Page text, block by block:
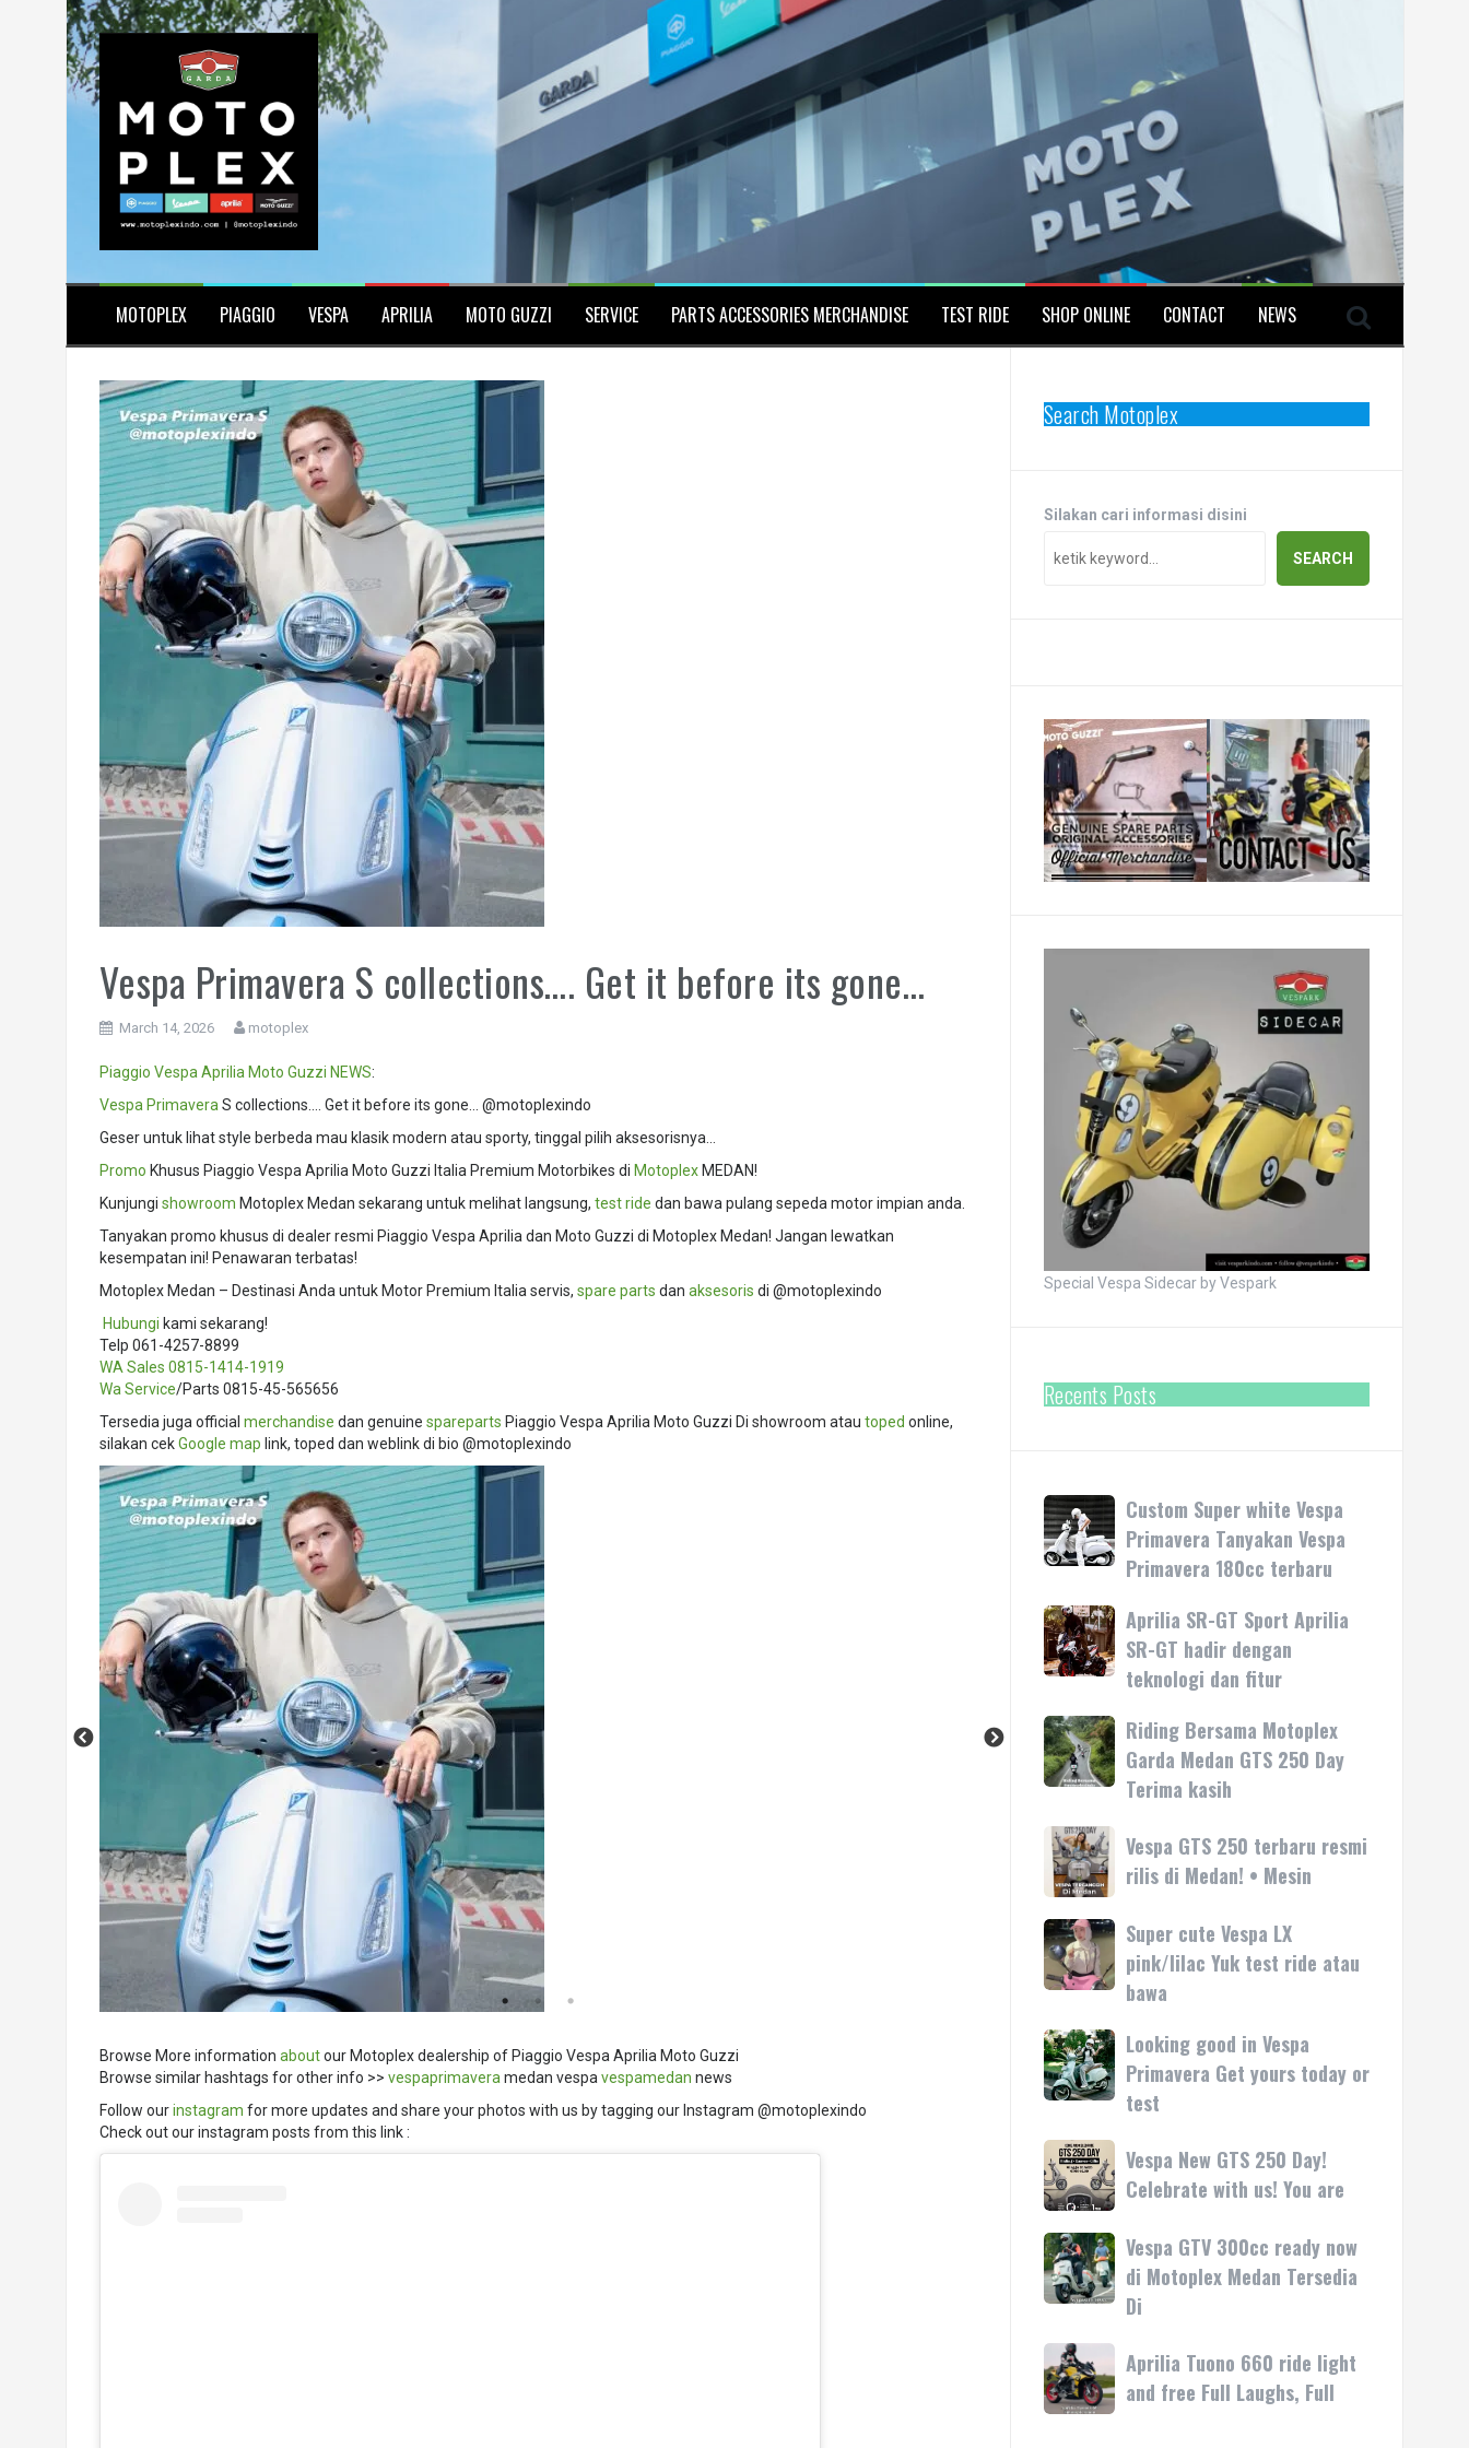
MOTOPLEX PIAGGIO VESPA APRILIA MOTO GUZZI SERVICE PARTS ACCESSORIES MERCHANDISE TEST RIDE SHOP ONLINE CONTACT NEWS
Vespa Primavera S collections…. Get it before its gone…
March 14, 2026 motoplex
Piaggio Vespa Aprilia Moto Guzzi NEWS:
Vespa Primavera S collections…. Get it before its gone… @motoplexindo
Geser untuk lihat style berbeda mau klasik modern atau sporty, tinggal pilih aksesorisnya…
Promo Khusus Piaggio Vespa Aprilia Moto Guzzi Italia Premium Motorbikes di MotoplexMEDAN!
Kunjungi showroom Motoplex Medan sekarang untuk melihat langsung, test ride dan bawa pulang sepeda motor impian anda.
Tanyakan promo khusus di dealer resmi Piaggio Vespa Aprilia dan Moto Guzzi di Motoplex Medan! Jangan lewatkan
kesempatan ini! Penawaran terbatas!
Motoplex Medan – Destinasi Anda untuk Motor Premium Italia servis, spare parts dan aksesoris di @motoplexindo
Hubungi kami sekarang!
Telp 061-4257-8899
WA Sales 0815-1414-1919
Wa Service/Parts 0815-45-565656
Tersedia juga official merchandise dan genuine spareparts Piaggio Vespa Aprilia Moto Guzzi Di showroom atau toped online,
silakan cekGoogle map link, toped dan weblink di bio @motoplexindo
Browse More information aboutour Motoplex dealership of Piaggio Vespa Aprilia Moto Guzzi
Browse similar hashtags for other info >> vespaprimavera medan vespa vespamedan news
Follow ourinstagram for more updates and share your photos with us by tagging our Instagram @motoplexindo
Check out our instagram posts from this link :
Search Motoplex
Silakan cari informasi disini
SEARCH
Special Vespa Sidecar by Vespark
Recents Posts
Custom
Super
white
Primavera
Tanyakan
Vespa
180cc
terbaru
Custom Super white Vespa
Primavera Tanyakan Vespa
Primavera 180cc terbaru
Aprilia
SR-
GT
Aprilia
SR-
GT
dengan
teknologi
dan
Aprilia SR-GT Sport Aprilia
SR-GT hadir dengan
teknologi dan fitur
Riding
Bersama
Motoplex
Medan
GTS
250
Terima
kasih
Riding Bersama Motoplex
Garda Medan GTS 250 Day
Terima kasih
Vespa
GTS
250
terbaru
resmi
rilis
di
•
Mesin
Vespa GTS 250 terbaru resmi
rilis di Medan! • Mesin
Super
cute
Vespa
pink/lilac
Yuk
test
atau
bawa
Super cute Vespa LX
pink/lilac Yuk test ride atau
bawa
Looking
good
in
Primavera
Get
yours
or
test
Looking good in Vespa
Primavera Get yours today or
test
Vespa
New
GTS
250
Day!
Celebrate
with
You
are
Vespa New GTS 250 Day!
Celebrate with us! You are
Vespa
GTV
300cc
now
di
Motoplex
Vespa GTV 300cc ready now
di Motoplex Medan Tersedia
Di
Aprilia
Tuono
660
Aprilia Tuono 660 ride light
and free Full Laughs, Full